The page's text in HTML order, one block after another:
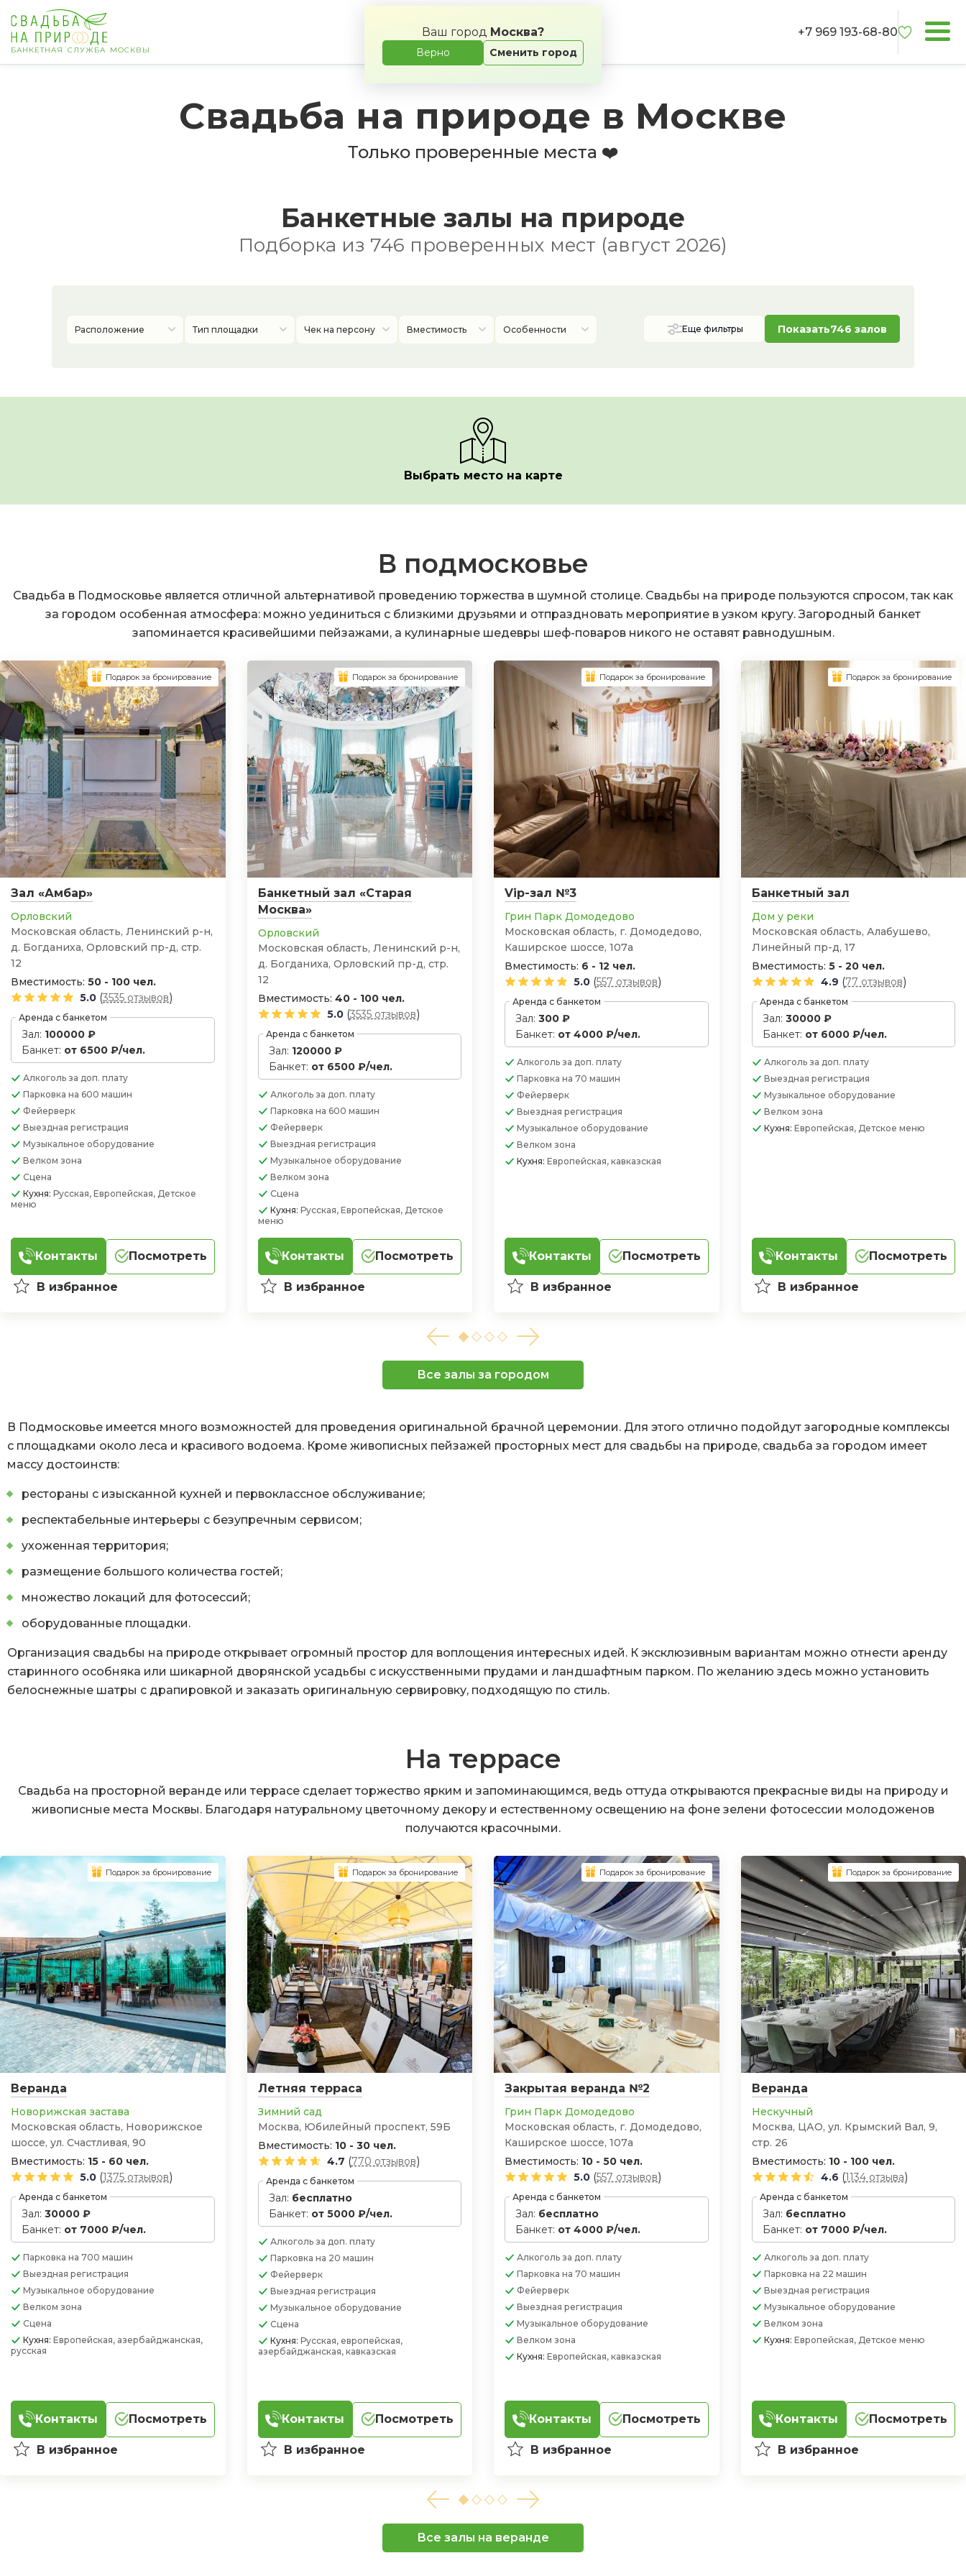
Ваш город Москва?
Верно Сменить город
БАНКЕТНАЯ СЛУЖБА МОСКВЫ
Новогодний корпоратив
+7 969 193-68-80
Свадьба на природе в Москве
Только проверенные места ❤️
Банкетные залы на природе
Подборка из 746 проверенных мест (август 2026)
Расположение Тип площадки Чек на персону Вместимость Особенности Еще фильтры Показать746 залов
Выбрать место на карте
В подмосковье
Свадьба в Подмосковье является отличной альтернативой проведению торжества в шумной столице. Свадьбы на природе пользуются спросом, так как
за городом особенная атмосфера: можно уединиться с близкими друзьями и отпраздновать мероприятие в узком кругу. Загородный банкет
запоминается красивейшими пейзажами, а кулинарные шедевры шеф-поваров никого не оставят равнодушным.
Зал «Амбар»
Орловский
Московская область, Ленинский р-н,
д. Богданиха, Орловский пр-д, стр.
12
Вместимость: 50 - 100 чел.
5.0 (3535 отзывов)
Аренда с банкетом
Зал: 100000 ₽
Банкет: от 6500 ₽/чел.
Алкоголь за доп. плату
Парковка на 600 машин
Фейерверк
Выездная регистрация
Музыкальное оборудование
Велком зона
Сцена
Кухня: Русская, Европейская, Детское
меню
Контакты Посмотреть
Подарок за бронирование
Банкетный зал «Старая
Москва»
Орловский
Московская область, Ленинский р-н,
д. Богданиха, Орловский пр-д, стр.
12
Вместимость: 40 - 100 чел.
5.0 (3535 отзывов)
Аренда с банкетом
Зал: 120000 ₽
Банкет: от 6500 ₽/чел.
Алкоголь за доп. плату
Парковка на 600 машин
Фейерверк
Выездная регистрация
Музыкальное оборудование
Велком зона
Сцена
Кухня: Русская, Европейская, Детское
меню
Контакты Посмотреть
Подарок за бронирование
Vip-зал №3
Грин Парк Домодедово
Московская область, г. Домодедово,
Каширское шоссе, 107а
Вместимость: 6 - 12 чел.
5.0 (557 отзывов)
Аренда с банкетом
Зал: 300 ₽
Банкет: от 4000 ₽/чел.
Алкоголь за доп. плату
Парковка на 70 машин
Фейерверк
Выездная регистрация
Музыкальное оборудование
Велком зона
Кухня: Европейская, кавказская
Контакты Посмотреть
Подарок за бронирование
Банкетный зал
Дом у реки
Московская область, Алабушево,
Линейный пр-д, 17
Вместимость: 5 - 20 чел.
4.9 (77 отзывов)
Аренда с банкетом
Зал: 30000 ₽
Банкет: от 6000 ₽/чел.
Алкоголь за доп. плату
Выездная регистрация
Музыкальное оборудование
Велком зона
Кухня: Европейская, Детское меню
Контакты Посмотреть
Подарок за бронирование
Все залы за городом
В Подмосковье имеется много возможностей для проведения оригинальной брачной церемонии. Для этого отлично подойдут загородные комплексы
с площадками около леса и красивого водоема. Кроме живописных пейзажей просторных мест для свадьбы на природе, свадьба за городом имеет
массу достоинств:
рестораны с изысканной кухней и первоклассное обслуживание;
респектабельные интерьеры с безупречным сервисом;
ухоженная территория;
размещение большого количества гостей;
множество локаций для фотосессий;
оборудованные площадки.
Организация свадьбы на природе открывает огромный простор для воплощения интересных идей. К эксклюзивным вариантам можно отнести аренду
старинного особняка или шикарной дворянской усадьбы с искусственными прудами и ландшафтным парком. По желанию здесь можно установить
белоснежные шатры с драпировкой и заказать оригинальную сервировку, подходящую по стиль.
На террасе
Свадьба на просторной веранде или террасе сделает торжество ярким и запоминающимся, ведь оттуда открываются прекрасные виды на природу и
живописные места Москвы. Благодаря натуральному цветочному декору и естественному освещению на фоне зелени фотосессии молодоженов
получаются красочными.
Веранда
Новорижская застава
Московская область, Новорижское
шоссе, ул. Счастливая, 90
Вместимость: 15 - 60 чел.
5.0 (1375 отзывов)
Аренда с банкетом
Зал: 30000 ₽
Банкет: от 7000 ₽/чел.
Парковка на 700 машин
Выездная регистрация
Музыкальное оборудование
Велком зона
Сцена
Кухня: Европейская, азербайджанская,
русская
Контакты Посмотреть
Подарок за бронирование
Летняя терраса
Зимний сад
Москва, Юбилейный проспект, 59Б
Вместимость: 10 - 30 чел.
4.7 (770 отзывов)
Аренда с банкетом
Зал: бесплатно
Банкет: от 5000 ₽/чел.
Алкоголь за доп. плату
Парковка на 20 машин
Фейерверк
Выездная регистрация
Музыкальное оборудование
Сцена
Кухня: Русская, европейская,
азербайджанская, кавказская
Контакты Посмотреть
Подарок за бронирование
Закрытая веранда №2
Грин Парк Домодедово
Московская область, г. Домодедово,
Каширское шоссе, 107а
Вместимость: 10 - 50 чел.
5.0 (557 отзывов)
Аренда с банкетом
Зал: бесплатно
Банкет: от 4000 ₽/чел.
Алкоголь за доп. плату
Парковка на 70 машин
Фейерверк
Выездная регистрация
Музыкальное оборудование
Велком зона
Кухня: Европейская, кавказская
Контакты Посмотреть
Подарок за бронирование
Веранда
Нескучный
Москва, ЦАО, ул. Крымский Вал, 9,
стр. 26
Вместимость: 10 - 100 чел.
4.6 (1134 отзыва)
Аренда с банкетом
Зал: бесплатно
Банкет: от 7000 ₽/чел.
Алкоголь за доп. плату
Парковка на 22 машин
Выездная регистрация
Музыкальное оборудование
Велком зона
Кухня: Европейская, Детское меню
Контакты Посмотреть
Подарок за бронирование
Все залы на веранде